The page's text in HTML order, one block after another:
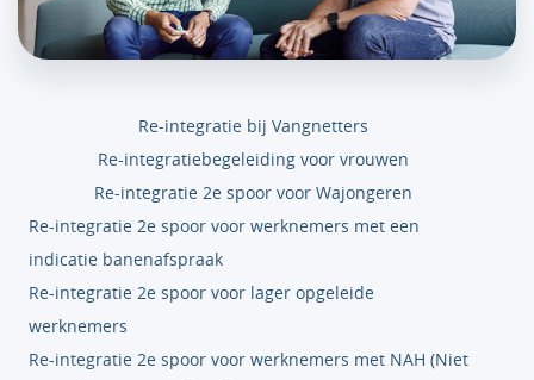
Re-integratie bij Vangnetters
Re-integratiebegeleiding voor vrouwen
Re-integratie 2e spoor voor Wajongeren
Re-integratie 2e spoor voor werknemers met een
indicatie banenafspraak
Re-integratie 2e spoor voor lager opgeleide
werknemers
Re-integratie 2e spoor voor werknemers met NAH (Niet